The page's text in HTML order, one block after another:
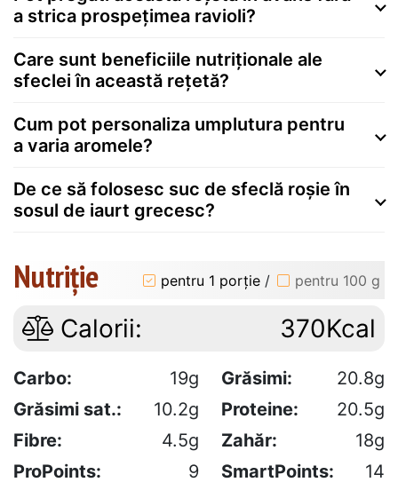
a strica prospețimea ravioli?
Care sunt beneficiile nutriționale ale
sfeclei în această rețetă?
Cum pot personaliza umplutura pentru
a varia aromele?
De ce să folosesc suc de sfeclă roșie în
sosul de iaurt grecesc?
Nutriție pentru 1 porție / pentru 100 g
Calorii: 370Kcal
Carbo: 19g Grăsimi:
20.8g
Grăsimi sat.:
10.2g Proteine:
20.5g
Fibre:
4.5g Zahăr:
18g
ProPoints:
9 SmartPoints: 14